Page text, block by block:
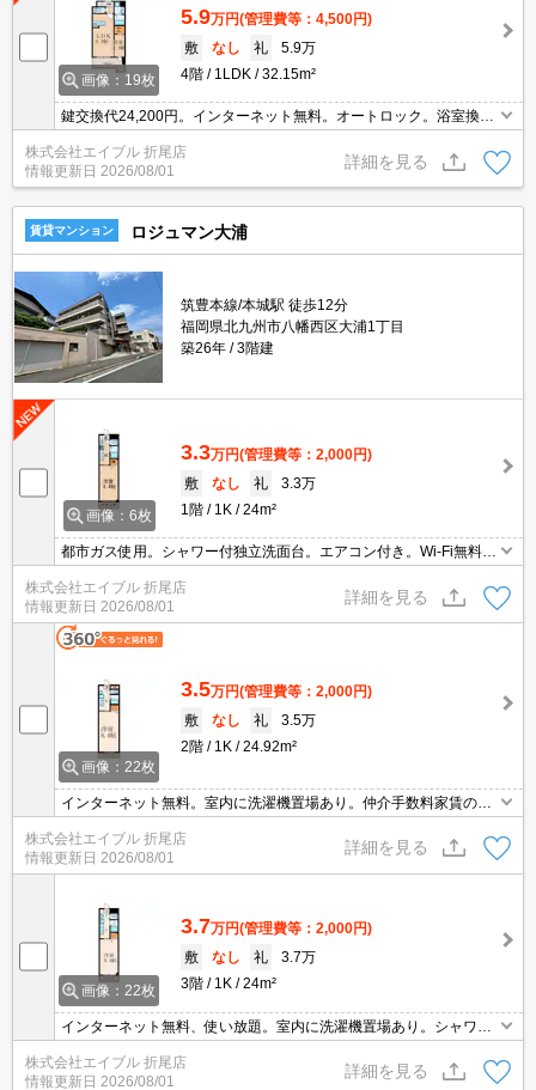
画像：19枚
5.9万円(管理費等：4,500円)
敷
なし 礼
5.9万
4階
1LDK 32.15m²
鍵交換代24,200円。インターネット無料。オートロック。浴室換気
き。ウォークインクローゼット付き。追焚給湯。シャワー付独立洗
面台。
株式会社エイブル 折尾店
情報更新日 2026/08/01
詳細を見る
賃貸マンション ロジュマン大浦
筑豊本線/本城駅 徒歩12分
福岡県北九州市八幡西区大浦1丁目
築26年
3階建
画像：6枚
3.3万円(管理費等：2,000円)
敷
なし 礼
3.3万
1階
1K 24m²
都市ガス使用。シャワー付独立洗面台。エアコン付き。Wi-Fi無料。
株式会社エイブル 折尾店
情報更新日 2026/08/01
詳細を見る
画像：22枚
3.5万円(管理費等：2,000円)
敷
なし 礼
3.5万
2階
1K 24.92m²
インターネット無料。室内に洗濯機置場あり。仲介手数料家賃の0.5
5ヵ月分(税込)。洗面化粧台付き。引越指定業者あり。保証委託料
（賃料総額に対し、初回額50％、月額2％）。
株式会社エイブル 折尾店
情報更新日 2026/08/01
詳細を見る
画像：22枚
3.7万円(管理費等：2,000円)
敷
なし 礼
3.7万
3階
1K 24m²
インターネット無料、使い放題。室内に洗濯機置場あり。シャワー
付独立洗面台。都市ガス使用。九州共立大学へ950m。産業医科大
学へ200m。画像の家具家電はCGであり付いていません。
株式会社エイブル 折尾店
情報更新日 2026/08/01
詳細を見る